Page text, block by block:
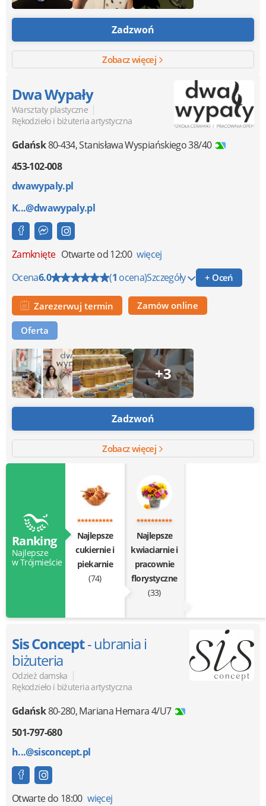
Zadzwoń
Zobacz więcej
Dwa Wypały
Warsztaty plastyczne |
Rękodzieło i biżuteria artystyczna
Gdańsk80-434,Stanisława Wyspiańskiego 38/40
453-102-008
dwawypaly.pl
K...@dwawypaly.pl
Zamknięte Otwarte od 12:00 więcej
Ocena6.0 (1 ocena)Szczegóły + Oceń
Zarezerwuj termin Zamów online
Oferta
+3
Zadzwoń
Zobacz więcej
Ranking
Najlepsze
w Trójmieście
Najlepsze
cukiernie i
piekarnie
(74)
Najlepsze
kwiaciarnie i
pracownie
florystyczne
(33)
Sis Concept- ubrania i
biżuteria
Odzież damska |
Rękodzieło i biżuteria artystyczna
Gdańsk80-280,Mariana Hemara 4/U7
501-797-680
h...@sisconcept.pl
Otwartedo 18:00 więcej